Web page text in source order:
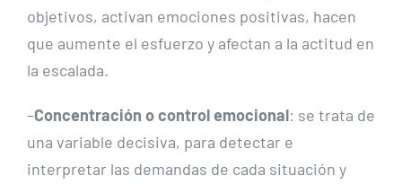
objetivos, activan emociones positivas, hacen
que aumente el esfuerzo y afectan a la actitud en
la escalada.
–Concentración o control emocional: se trata de
una variable decisiva, para detectar e
interpretar las demandas de cada situación y